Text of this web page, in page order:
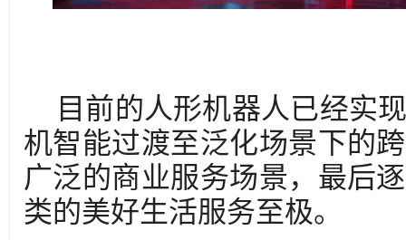
目前的人形机器人已经实
机智能过渡至泛化场景下的
广泛的商业服务场景，最后
类的美好生活服务至极。